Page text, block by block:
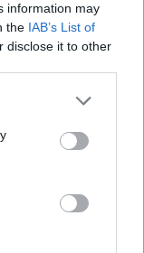
information may
the IAB’s List of
disclose it to other
or more Google
You may click to
party tags to
in below Google
του
βουλευτής το